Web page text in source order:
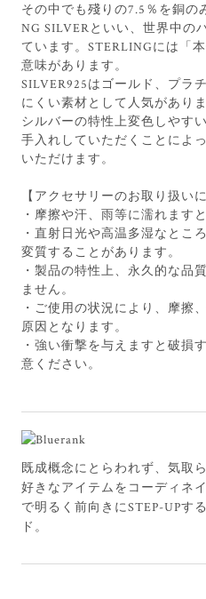
その中でも殘りの7.5％を銅の
NG SILVERといい、世界中の
ています。STERLINGには「
意味があります。
SILVER925はゴールド、プラ
にくい素材として人気がありま
シルバーの特性上変色しやす
手入れしていただくことによ
いただけます。
【アクセサリーのお取り扱い
・摩擦や汗、雨等に濡れます
・直射日光や高温多湿なとこ
変質することがあります。
・製品の特性上、永久的な品
ません。
・ご使用の状況により、摩擦
原因となります。
・強い衝撃を与えますと破損
意ください。
既成概念にとらわれず、気取
好きなアイテムをコーディネ
で明るく前向きにSTEP-UPす
ド。